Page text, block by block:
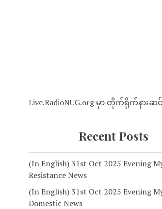
Live.RadioNUG.org မှာ တိုက်ရိုက်နားဆ
Recent Posts
(In English) 31st Oct 2025 Evening
Resistance News
(In English) 31st Oct 2025 Evening
Domestic News